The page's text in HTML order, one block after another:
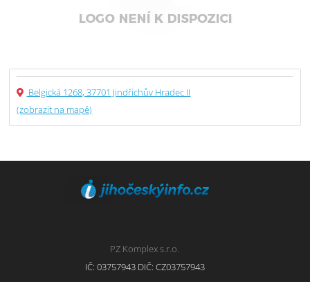
Belgická 1268, 37701 Jindřichův Hradec II
(zobrazit na mapě)
PZ Komplex s.r.o.
IČ: 03757943 DIČ: CZ03757943